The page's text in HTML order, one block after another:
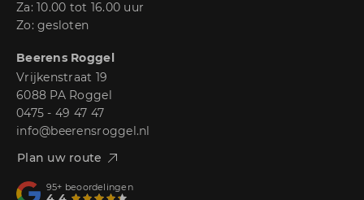
Za: 10.00 tot 16.00 uur
Zo: gesloten
Beerens Roggel
Vrijkenstraat 19
6088 PA Roggel
0475 - 49 47 47
info@beerensroggel.nl
Plan uw route
95+ beoordelingen